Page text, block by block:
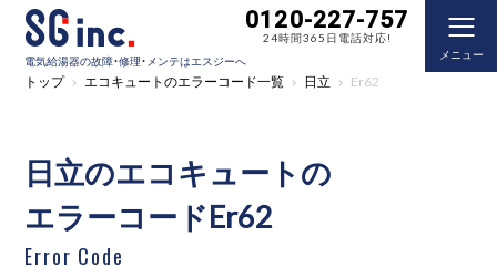
電気給湯器の故障・修理・メンテはエスジーへ
0120-227-757
24時間365日電話対応!
メニュー
トップ エコキュートのエラーコード一覧 日立 Er62
日立のエコキュートの
エラーコードEr62
Error Code